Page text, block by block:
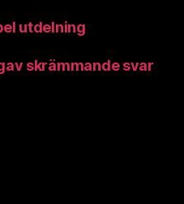
utdelning
skrämmande svar